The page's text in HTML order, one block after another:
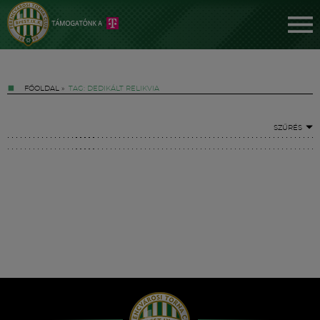
FŐOLDAL » TAG: DEDIKÁLT RELIKVIA
SZŰRÉS
Hírek